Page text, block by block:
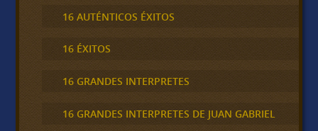
16 AUTÉNTICOS ÉXITOS
16 ÉXITOS
16 GRANDES INTERPRETES
16 GRANDES INTERPRETES DE JUAN GABRIEL